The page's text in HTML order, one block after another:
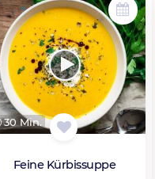
30 Min.
Feine Kürbissuppe